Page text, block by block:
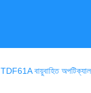
TDF61A বায়ুবাহিত